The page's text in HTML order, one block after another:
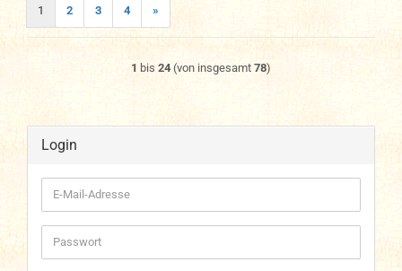
1 2 3 4 »
1 bis 24 (von insgesamt 78)
Login
E-
Mail-
Adresse
Passwort